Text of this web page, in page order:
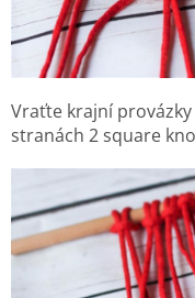
Vraťte krajní
stranách 2 square